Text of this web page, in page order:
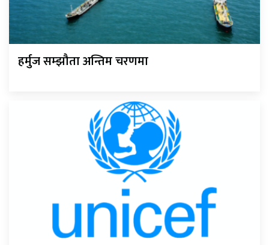
हर्मुज सम्झौता अन्तिम चरणमा